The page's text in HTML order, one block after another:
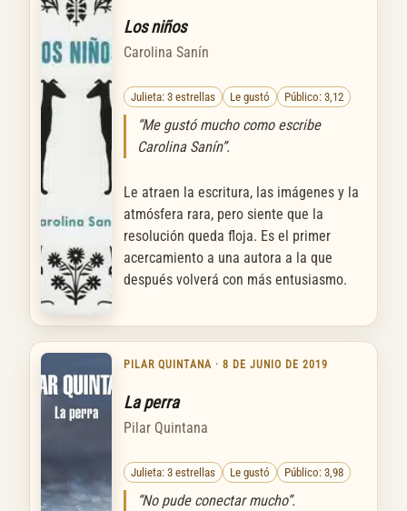
Los niños
Carolina Sanín
Julieta: 3 estrellas Le gustó Público: 3,12
“Me gustó mucho como escribe
Carolina Sanín”.
Le atraen la escritura, las imágenes y la
atmósfera rara, pero siente que la
resolución queda floja. Es el primer
acercamiento a una autora a la que
después volverá con más entusiasmo.
PILAR QUINTANA · 8 DE JUNIO DE 2019
La perra
Pilar Quintana
Julieta: 3 estrellas Le gustó Público: 3,98
“No pude conectar mucho”.